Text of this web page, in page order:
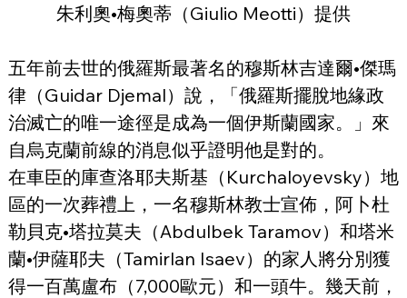
朱利奧•梅奧蒂（Giulio Meotti）提供
五年前去世的俄羅斯最著名的穆斯林吉達爾•傑瑪
律（Guidar Djemal）說，「俄羅斯擺脫地緣政
治滅亡的唯一途徑是成為一個伊斯蘭國家。」來
自烏克蘭前線的消息似乎證明他是對的。
在車臣的庫查洛耶夫斯基（Kurchaloyevsky）地
區的一次葬禮上，一名穆斯林教士宣佈，阿卜杜
勒貝克•塔拉莫夫（Abdulbek Taramov）和塔米
蘭•伊薩耶夫（Tamirlan Isaev）的家人將分別獲
得一百萬盧布（7,000歐元）和一頭牛。幾天前，